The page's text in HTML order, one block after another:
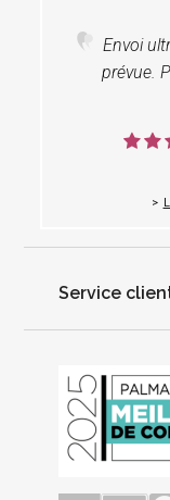
Envoi
prévue.
Service